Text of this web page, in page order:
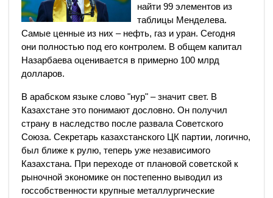
найти 99 элементов из
таблицы Менделева.
Самые ценные из них – нефть, газ и уран. Сегодня
они полностью под его контролем. В общем капитал
Назарбаева оценивается в примерно 100 млрд
долларов.
В арабском языке слово "нур" – значит свет. В
Казахстане это понимают дословно. Он получил
страну в наследство после развала Советского
Союза. Секретарь казахстанского ЦК партии, логично,
был ближе к рулю, теперь уже независимого
Казахстана. При переходе от плановой советской к
рыночной экономике он постепенно выводил из
госсобственности крупные металлургические